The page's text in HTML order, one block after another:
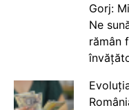
Gorj:
Ne
rămân